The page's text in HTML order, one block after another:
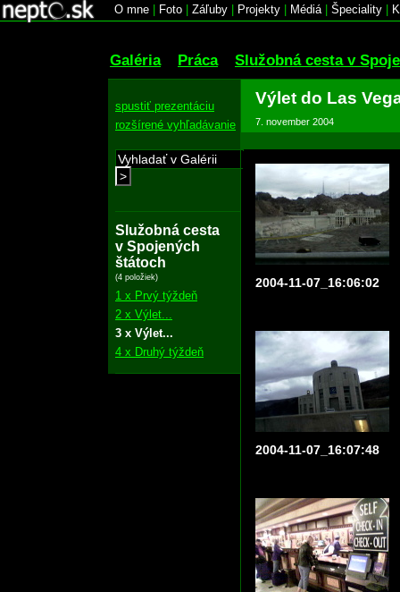
O mne Foto Záľuby Projekty Médiá| Špeciality
Galéria Práca Služobná cesta v
spustiť prezentáciu
rozšírené vyhľadávanie
>
Služobná cesta
v Spojených
štátoch
(4 položiek)
1 x Prvý týždeň
2 x Výlet...
3 x Výlet...
4 x Druhý týždeň
Výlet do Las
7. november 2004
2004-11-07_16:06:02
2004-11-07_16:07:48